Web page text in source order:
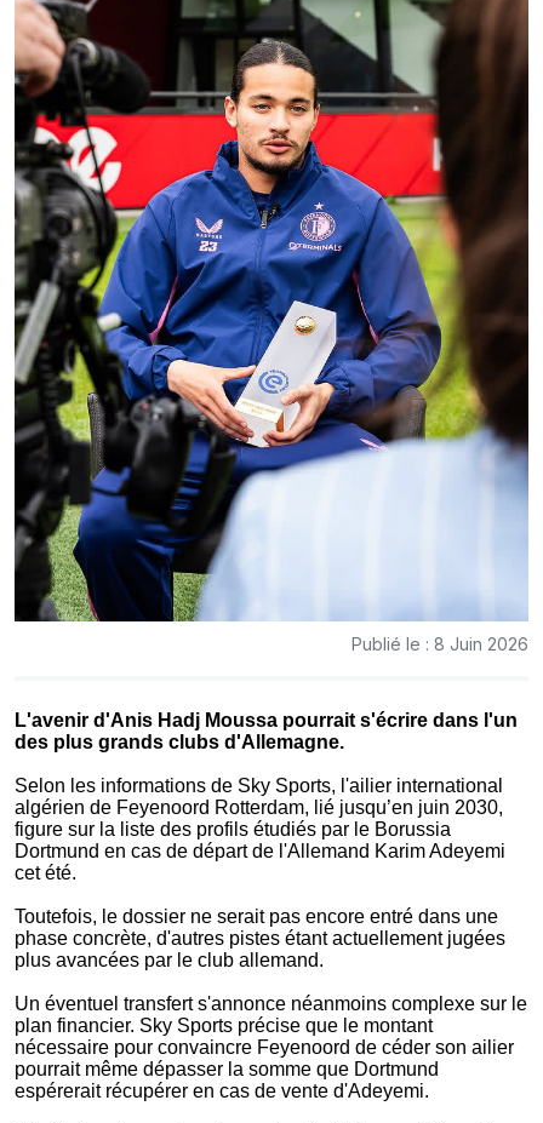
Publié le : 8 Juin 2026
L'avenir d'Anis Hadj Moussa pourrait s'écrire dans l'un
des plus grands clubs d'Allemagne.
Selon les informations de Sky Sports, l'ailier international
algérien de Feyenoord Rotterdam, lié jusqu’en juin 2030,
figure sur la liste des profils étudiés par le Borussia
Dortmund en cas de départ de l'Allemand Karim Adeyemi
cet été.
Toutefois, le dossier ne serait pas encore entré dans une
phase concrète, d'autres pistes étant actuellement jugées
plus avancées par le club allemand.
Un éventuel transfert s'annonce néanmoins complexe sur le
plan financier. Sky Sports précise que le montant
nécessaire pour convaincre Feyenoord de céder son ailier
pourrait même dépasser la somme que Dortmund
espérerait récupérer en cas de vente d'Adeyemi.